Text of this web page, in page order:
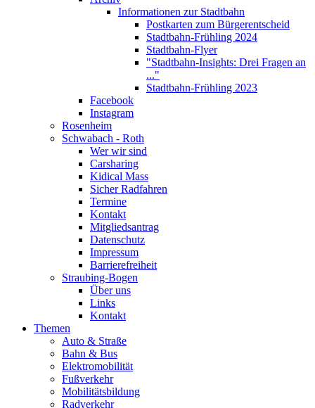
Informationen zur Stadtbahn
Postkarten zum Bürgerentscheid
Stadtbahn-Frühling 2024
Stadtbahn-Flyer
"Stadtbahn-Insights: Drei Fragen an
..."
Stadtbahn-Frühling 2023
Facebook
Instagram
Rosenheim
Schwabach - Roth
Wer wir sind
Carsharing
Kidical Mass
Sicher Radfahren
Termine
Kontakt
Mitgliedsantrag
Datenschutz
Impressum
Barrierefreiheit
Straubing-Bogen
Über uns
Links
Kontakt
Themen
Auto & Straße
Bahn & Bus
Elektromobilität
Fußverkehr
Mobilitätsbildung
Radverkehr